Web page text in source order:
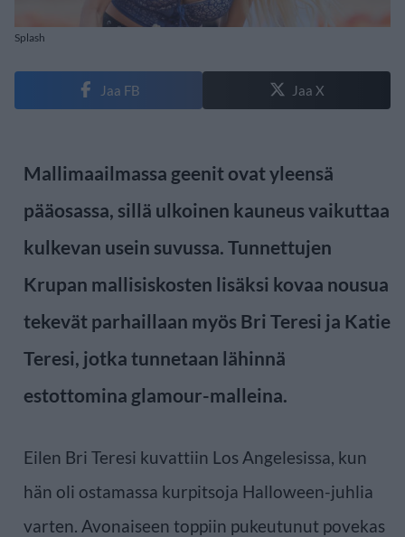
Splash
Jaa FB Jaa X
Mallimaailmassa geenit ovat yleensä
pääosassa, sillä ulkoinen kauneus vaikuttaa
kulkevan usein suvussa. Tunnettujen
Krupan mallisiskosten lisäksi kovaa nousua
tekevät parhaillaan myös Bri Teresi ja Katie
Teresi, jotka tunnetaan lähinnä
estottomina glamour-malleina.
Eilen Bri Teresi kuvattiin Los Angelesissa, kun
hän oli ostamassa kurpitsoja Halloween-juhlia
varten. Avonaiseen toppiin pukeutunut povekas